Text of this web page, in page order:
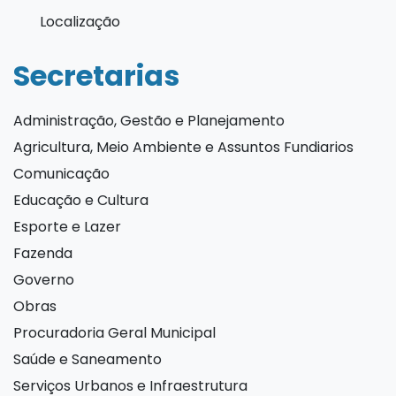
Localização
Secretarias
Administração, Gestão e Planejamento
Agricultura, Meio Ambiente e Assuntos Fundiarios
Comunicação
Educação e Cultura
Esporte e Lazer
Fazenda
Governo
Obras
Procuradoria Geral Municipal
Saúde e Saneamento
Serviços Urbanos e Infraestrutura